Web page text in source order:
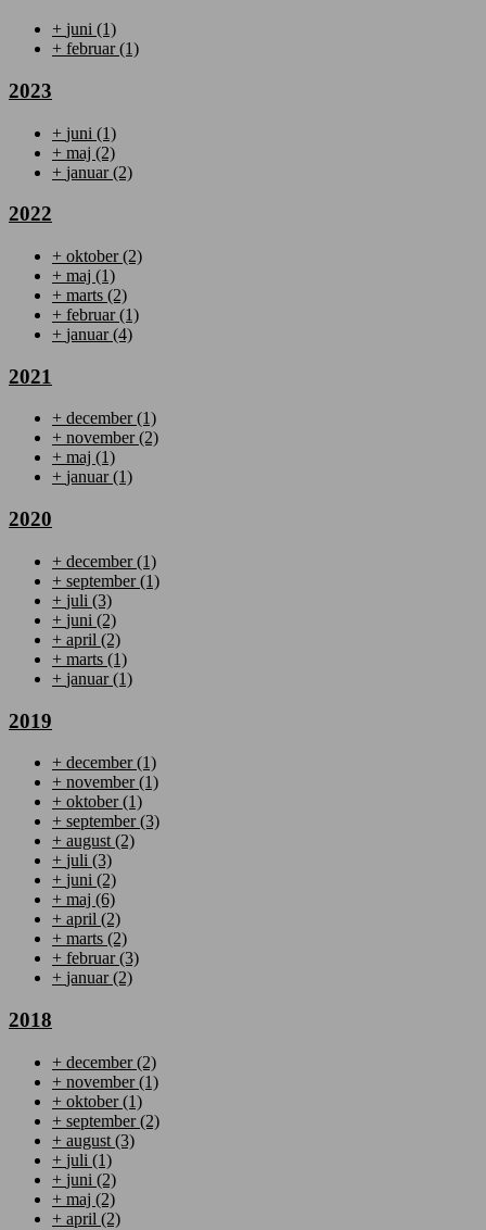
+ juni (1)
+ februar(1)
2023
+ juni (1)
+ maj (2)
+ januar(2)
2022
+ oktober(2)
+ maj (1)
+ marts (2)
+ februar(1)
+ januar(4)
2021
+ december(1)
+ november(2)
+ maj (1)
+ januar(1)
2020
+ december(1)
+ september(1)
+ juli (3)
+ juni (2)
+ april (2)
+ marts (1)
+ januar(1)
2019
+ december(1)
+ november(1)
+ oktober(1)
+ september(3)
+ august (2)
+ juli (3)
+ juni (2)
+ maj (6)
+ april (2)
+ marts (2)
+ februar(3)
+ januar(2)
2018
+ december(2)
+ november(1)
+ oktober(1)
+ september(2)
+ august (3)
+ juli (1)
+ juni (2)
+ maj (2)
+ april (2)